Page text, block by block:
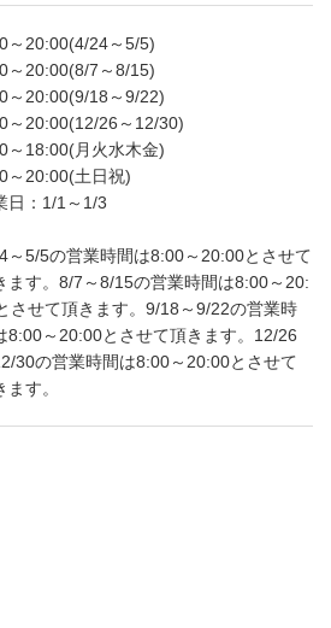
～20:00(4/24～5/5)
～20:00(8/7～8/15)
～20:00(9/18～9/22)
～20:00(12/26～12/30)
～18:00(月火水木金)
～20:00(土日祝)
日：1/1～1/3
～5/5の営業時間は8:00～20:00とさせて
ます。8/7～8/15の営業時間は8:00～20:
させて頂きます。9/18～9/22の営業時
8:00～20:00とさせて頂きます。12/26
30の営業時間は8:00～20:00とさせて
ます。